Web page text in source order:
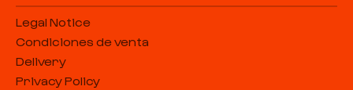
Legal Notice
Condiciones de venta
Delivery
Privacy Policy